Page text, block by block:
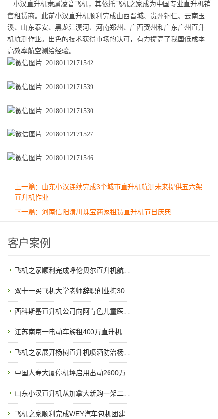
小汉直升机隶属凌音飞机，其依托飞机之家成为中国专业直升机销
售租赁商。此前小汉直升机顺利完成山西晋城、贵州铜仁、云南玉
溪、山东泰安、黑龙江漠河、河南郑州、广西贺州和广东广州直升
机航测作业。出色的技术获得市场的认可，有力提高了我国低成本
高效率航空测绘经验。
上一篇：山东小汉连续完成3个城市直升机航测未来提供五六架
直升机作业
下一篇：河南信阳潢川珠宝商家租赁直升机节日庆典
客户案例
飞机之家顺利完成呼伦贝尔直升机航测作业
双十一买飞机大学老师辞职创业掏300万网上订购直升机
西科斯基直升机公司向阿肯色儿童医院交付两架
江苏南京一电动车族租400万直升机助阵
飞机之家展开杨树直升机喷洒防治杨小舟蛾
中国人寿大厦停机坪启用出动2600万直升机
山东小汉直升机从加拿大新购一架二手罗宾逊R44直升飞机
飞机之家顺利完成WEY汽车包机团建飞行